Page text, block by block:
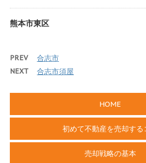
熊本市東区
PREV 合志市
NEXT 合志市須屋
HOME
初めて不動産を売却する
売却戦略の基本